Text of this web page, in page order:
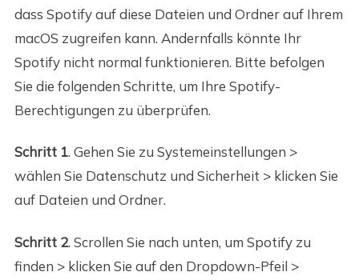
dass Spotify auf diese Dateien und Ordner auf Ihrem
macOS zugreifen kann. Andernfalls könnte Ihr
Spotify nicht normal funktionieren. Bitte befolgen
Sie die folgenden Schritte, um Ihre Spotify-
Berechtigungen zu überprüfen.
Schritt 1. Gehen Sie zu Systemeinstellungen >
wählen Sie Datenschutz und Sicherheit > klicken Sie
auf Dateien und Ordner.
Schritt 2. Scrollen Sie nach unten, um Spotify zu
finden > klicken Sie auf den Dropdown-Pfeil >